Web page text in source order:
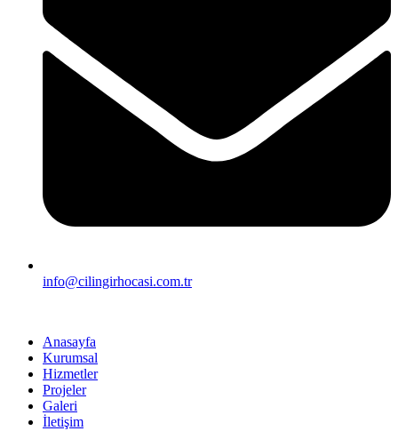
info@cilingirhocasi.com.tr
Anasayfa
Kurumsal
Hizmetler
Projeler
Galeri
İletişim